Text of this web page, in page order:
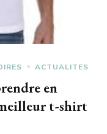
ACTUALITES
en
t-shirt